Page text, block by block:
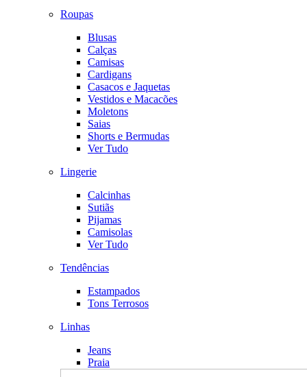
Roupas
Blusas
Calças
Camisas
Cardigans
Casacos e Jaquetas
Vestidos e Macacões
Moletons
Saias
Shorts e Bermudas
Ver Tudo
Lingerie
Calcinhas
Sutiãs
Pijamas
Camisolas
Ver Tudo
Tendências
Estampados
Tons Terrosos
Linhas
Jeans
Praia